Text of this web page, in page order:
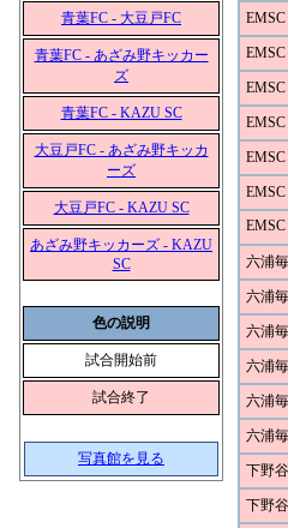
青葉FC - 大豆戸FC
青葉FC - あざみ野キッカー
ズ
青葉FC - KAZU SC
大豆戸FC - あざみ野キッカ
ーズ
大豆戸FC - KAZU SC
あざみ野キッカーズ - KAZU
SC
色の説明
試合開始前
試合終了
写真館を見る
六浦
六浦
六浦
六浦
六浦
六浦
下野
下野